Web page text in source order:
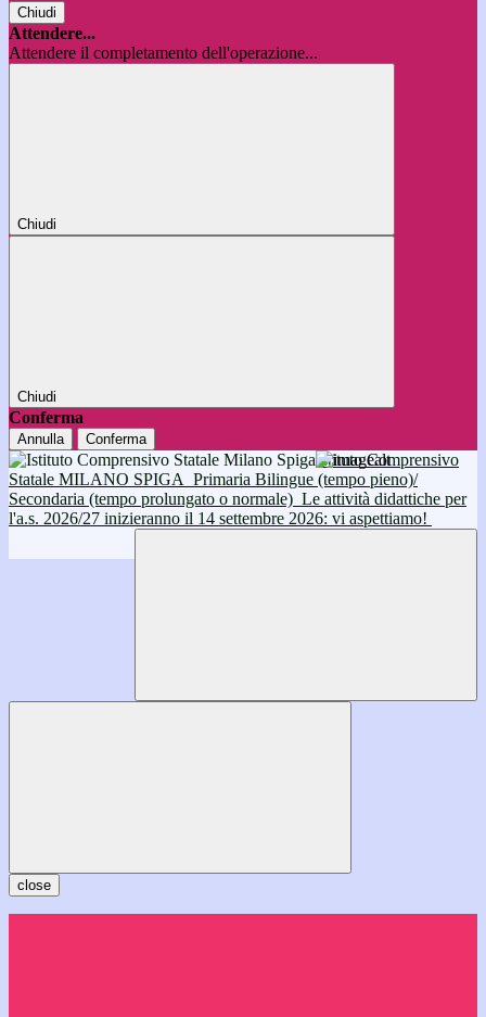
Chiudi
Attendere...
Attendere il completamento dell'operazione...
Chiudi
Chiudi
Conferma
Annulla Conferma
Istituto Comprensivo
Statale MILANO SPIGA Primaria Bilingue (tempo pieno)/
Secondaria (tempo prolungato o normale) Le attività didattiche per
l'a.s. 2026/27 inizieranno il 14 settembre 2026: vi aspettiamo!
close